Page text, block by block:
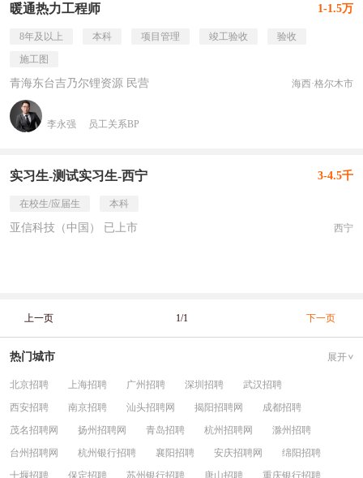
暖通热力工程师 1-1.5万
8年及以上 本科 项目管理 竣工验收
验收
施工图
青海东台吉乃尔锂资源 民营 海西·格尔木市
李永强 员工关系BP
实习生-测试实习生-西宁 3-4.5千
在校生/应届生 本科
亚信科技（中国） 已上市 西宁
上一页 1/1 下一页
热门城市 展开
北京招聘 上海招聘 广州招聘 深圳招聘
武汉招聘
西安招聘
南京招聘 汕头招聘网 揭阳招聘网
成都招聘
茂名招聘网
扬州招聘网 青岛招聘 杭州招聘网
滁州招聘
台州招聘网
杭州银行招聘 襄阳招聘 安庆招聘网
绵阳招聘
十堰招聘
保定招聘 苏州银行招聘 唐山招聘 重庆银行招聘